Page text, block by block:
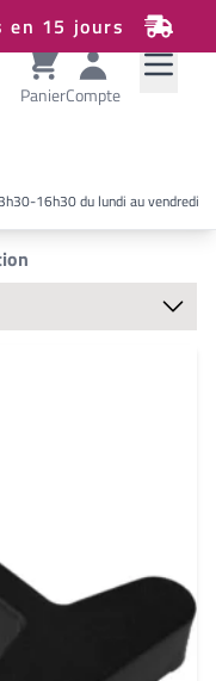
en 15 jours
PanierCompte
16h30 du lundi au vendredi